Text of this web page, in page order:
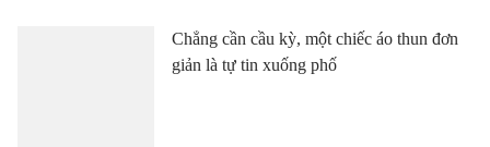
Chẳng cần cầu kỳ, một chiếc áo thun đơn
giản là tự tin xuống phố